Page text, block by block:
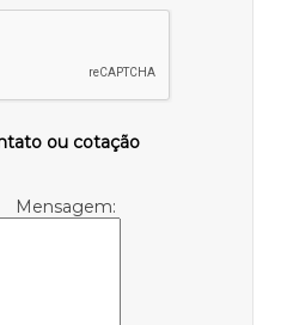
ou cotação
Mensagem: